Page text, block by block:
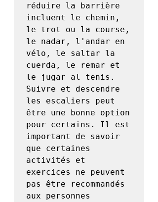
réduire la barrière
incluent le chemin,
le trot ou la course,
le nadar, l'andar en
vélo, le saltar la
cuerda, le remar et
le jugar al tenis.
Suivre et descendre
les escaliers peut
être une bonne option
pour certains. Il est
important de savoir
que certaines
activités et
exercices ne peuvent
pas être recommandés
aux personnes